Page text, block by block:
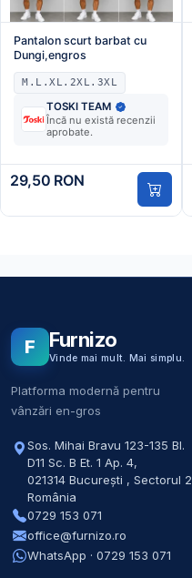
Pantalon scurt barbat cu
Dungi,engros
M.L.XL.2XL.3XL
TOSKI TEAM
Încă nu există recenzii
aprobate.
29,50 RON
F Furnizo
Vinde mai mult. Mai simplu.
Platforma modernă pentru
vânzări en-gros
Sos. Mihai Bravu 123-135 Bl.
D11 Sc. B Et. 1 Ap. 4,
021314 București , Sectorul 2
România
0729 153 071
office@furnizo.ro
WhatsApp · 0729 153 071